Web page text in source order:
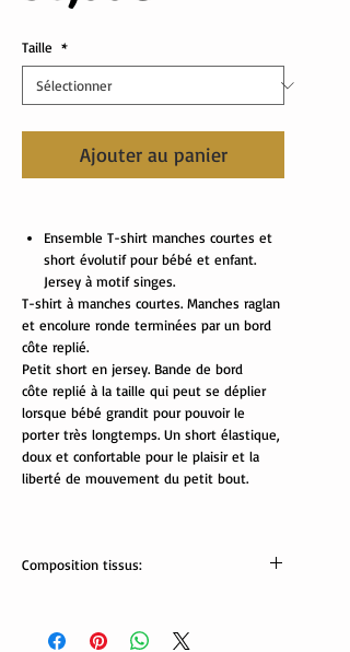
Taille *
Ajouter au panier
Ensemble T-shirt manches courtes et
short évolutif pour bébé et enfant.
Jersey à motif singes.
T-shirt à manches courtes. Manches raglan
et encolure ronde terminées par un bord
côte replié.
Petit short en jersey. Bande de bord
côte replié à la taille qui peut se déplier
lorsque bébé grandit pour pouvoir le
porter très longtemps. Un short élastique,
doux et confortable pour le plaisir et la
liberté de mouvement du petit bout.
Composition tissus: